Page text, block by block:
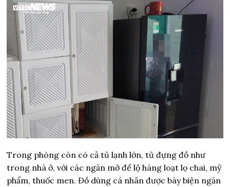
Trong phòng còn có cả tủ lạnh lớn, tủ đựng đồ như
trong nhà ở, với các ngăn mở để lộ hàng loạt lọ chai, mỹ
phẩm, thuốc men. Đồ dùng cá nhân được bày biện ngăn